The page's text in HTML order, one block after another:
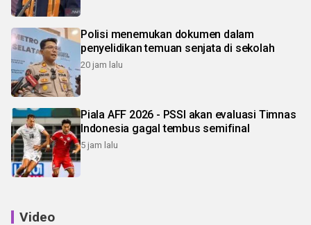
Polisi menemukan dokumen dalam
penyelidikan temuan senjata di sekolah
20 jam lalu
Piala AFF 2026 - PSSI akan evaluasi Timnas
Indonesia gagal tembus semifinal
5 jam lalu
Video